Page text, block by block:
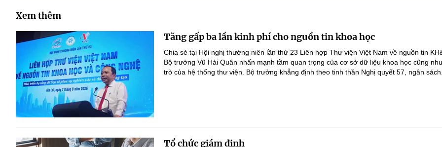
Xem thêm
Tăng gấp ba lần kinh phí cho nguồn tin khoa học
Chia sẻ tại Hội nghị thường niên lần thứ 23 Liên hợp Thư viện Việt Nam về nguồn tin
Bộ trưởng Vũ Hải Quân nhấn mạnh tầm quan trọng của cơ sở dữ liệu khoa học cũng
trò của hệ thống thư viện. Bộ trưởng khẳng định theo tinh thần Nghị quyết 57, ngân
Tổ chức giám định